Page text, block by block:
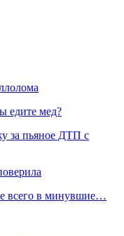
едите мед?
за пьяное ДТП с
всего в минувшие…